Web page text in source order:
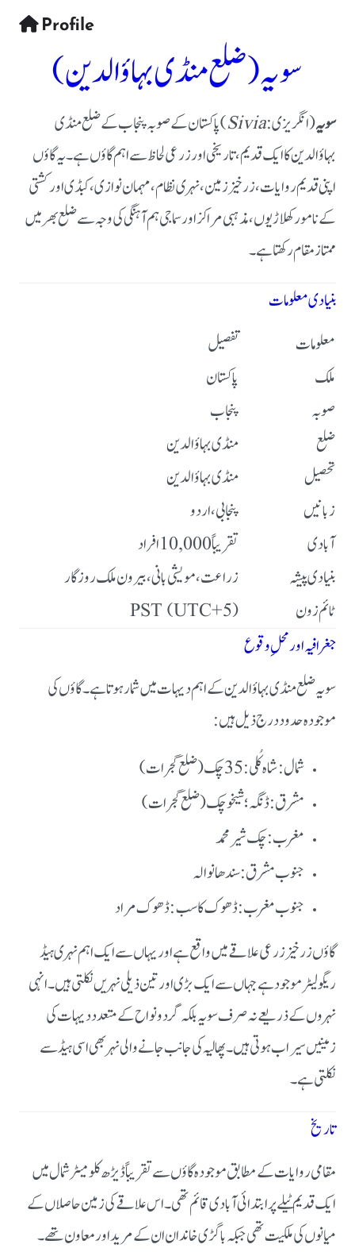
Profile
سویہ (ضلع منڈی بہاؤالدین)
سویہ(انگریزی:Sivia) پاکستان کے صوبہ پنجاب کے ضلع منڈی
بہاؤالدین کا ایک قدیم، تاریخی اور زرعی لحاظ سے اہم گاؤں ہے۔ یہ گاؤں
اپنی قدیم روایات، زرخیز زمین، نہری نظام، مہمان نوازی، کبڈی اور کشتی
کے نامور کھلاڑیوں، مذہبی مراکز اور سماجی ہم آہنگی کی وجہ سے ضلع بھر میں
ممتاز مقام رکھتا ہے۔
بنیادی معلومات
معلومات
تفصیل
ملک
پاکستان
صوبہ
پنجاب
ضلع
منڈی بہاؤالدین
تحصیل
منڈی بہاؤالدین
زبانیں
پنجابی، اردو
آبادی
تقریباً 10,000 افراد
بنیادی پیشہ
زراعت، مویشی بانی، بیرون ملک روزگار
ٹائم زون
PST (UTC+5)
جغرافیہ اور محلِ وقوع
سویہ ضلع منڈی بہاؤالدین کے اہم دیہات میں شمار ہوتا ہے۔ گاؤں کی
موجودہ حدود درج ذیل ہیں:
شمال: شاہ کُلی : 35 چک (ضلع گجرات)
مشرق: ڈنگہ؛ شیخو چک (ضلع گجرات)
مغرب: چک شیر محمد
جنوب مشرق: سندھانوالہ
جنوب مغرب:ڈھوک کاسب : ڈھوک مراد
گاؤں زرخیز زرعی علاقے میں واقع ہے اور یہاں سے ایک اہم نہری ہیڈ
ریگولیٹر موجود ہے جہاں سے ایک بڑی اور تین ذیلی نہریں نکلتی ہیں۔ انہی
نہروں کے ذریعے نہ صرف سویہ بلکہ گردونواح کے متعدد دیہات کی
زمینیں سیراب ہوتی ہیں۔ پھالیہ کی جانب جانے والی نہر بھی اسی ہیڈ سے
نکلتی ہے۔
تاریخ
مقامی روایات کے مطابق موجودہ گاؤں سے تقریباً ڈیڑھ کلومیٹر شمال میں
ایک قدیم ٹیلے پر ابتدائی آبادی قائم تھی۔ اس علاقے کی زمین حاصلاں کے
میانوں کی ملکیت تھی جبکہ باگڑی خاندان ان کے مرید اور معاون تھے۔